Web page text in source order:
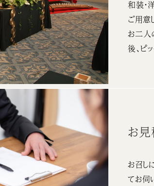
和装・
ご用意
お二人
後、ピ
お
お召し
てお伺